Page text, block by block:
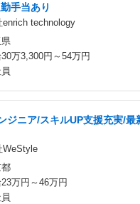
手当あり
enrich technology
30万3,300円～54万円
ジニア/スキルUP支援充実/最
WeStyle
23万円～46万円